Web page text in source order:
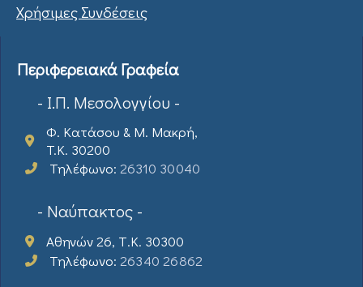
Χρήσιμες Συνδέσεις
Περιφερειακά Γραφεία
- Ι.Π. Μεσολογγίου -
Φ. Κατάσου & Μ. Μακρή,
T.K. 30200
Τηλέφωνο: 26310 30040
- Ναύπακτος -
Αθηνών 26, Τ.Κ. 30300
Τηλέφωνο: 26340 26862